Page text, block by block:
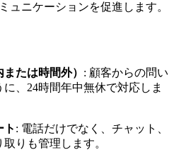
ュニケーションを促進します。
たは時間外） : 顧客からの問い
、24時間年中無休で対応しま
ト : 電話だけでなく、チャット、
りも管理します。